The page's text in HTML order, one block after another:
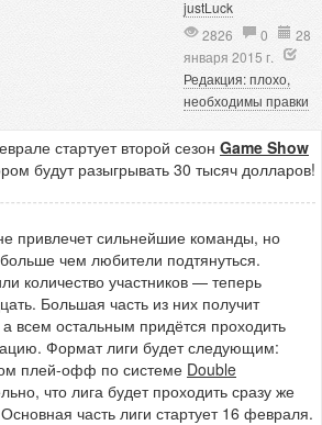
justLuck
2826
0
28
января 2015 г.
Редакция: плохо,
необходимы правки
стартует второй сезон Game Show
будут разыгрывать 30 тысяч долларов!
привлечет сильнейшие команды, но
чем любители подтянуться.
количество участников — теперь
Большая часть из них получит
всем остальным придётся проходить
Формат лиги будет следующим:
плей-офф по системе Double
что лига будет проходить сразу же
часть лиги стартует 16 февраля.